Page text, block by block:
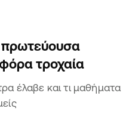
πρωτεύουσα
τροχαία
έλαβε και τι μαθήματα